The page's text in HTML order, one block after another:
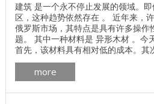
建筑 是一个永不停止发展的领域。
区，这种趋势依然存在 。 近年来，
俄罗斯市场，其特点是具有许多操作
题。 其中一种材料是 异形木材 。今
首先，该材料具有相对低的成本。其
困难，因此，从杆上建造房屋是在尽
的。第三，木材本身是环保的，因此
材是由那些希望与环境和谐相处的人
活方式，希望融入潮流并满足当前的
more